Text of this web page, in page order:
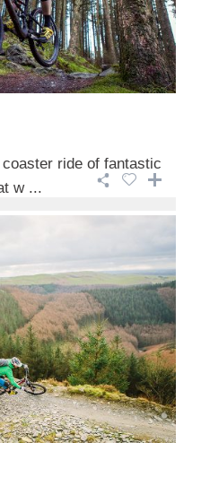
coaster ride of fantastic
w ...